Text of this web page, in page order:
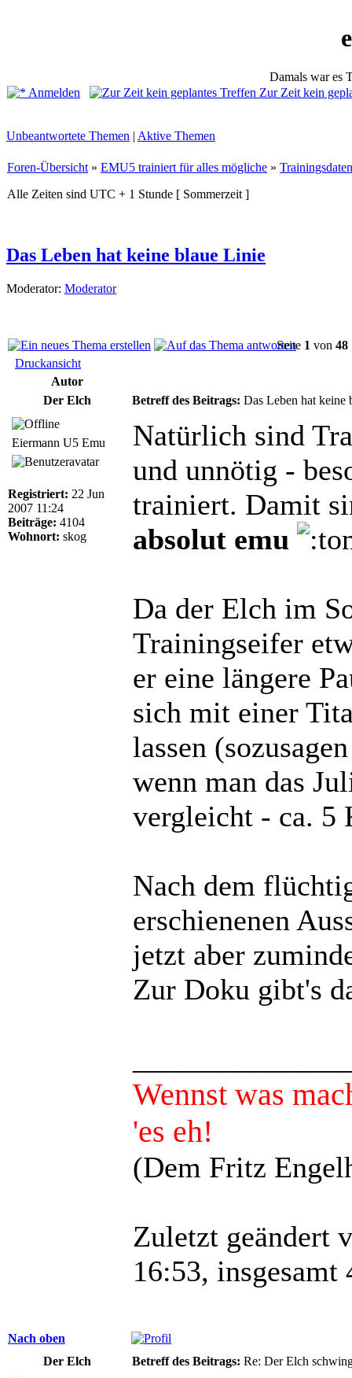
Damals war es
Anmelden
Zur Zeit kein
Unbeantwortete Themen | Aktive Themen
Foren-Übersicht » EMU5 trainiert für alles mögliche » Trainingsdaten
Alle Zeiten sind UTC + 1 Stunde [ Sommerzeit ]
Das Leben hat keine blaue Linie
Moderator: Moderator
Seite 1 von 48
Druckansicht
Autor
Der Elch
Betreff des Beitrags: Das Leben hat keine
Eiermann U5 Emu
Registriert: 22 Jun
2007 11:24
Beiträge: 4104
Wohnort: skog
Natürlich sind
und unnötig -
trainiert. Damit
absolut emu
Da der Elch im
Trainingseifer
er eine längere
sich mit einer
lassen
wenn man das
vergleicht - ca.
Nach dem
erschienenen
jetzt aber
Zur Doku gibt's
Wennst was
'es eh!
(Dem Fritz
Zuletzt geändert
16:53, insgesamt
Nach oben
Der Elch
Betreff des Beitrags: Re: Der Elch